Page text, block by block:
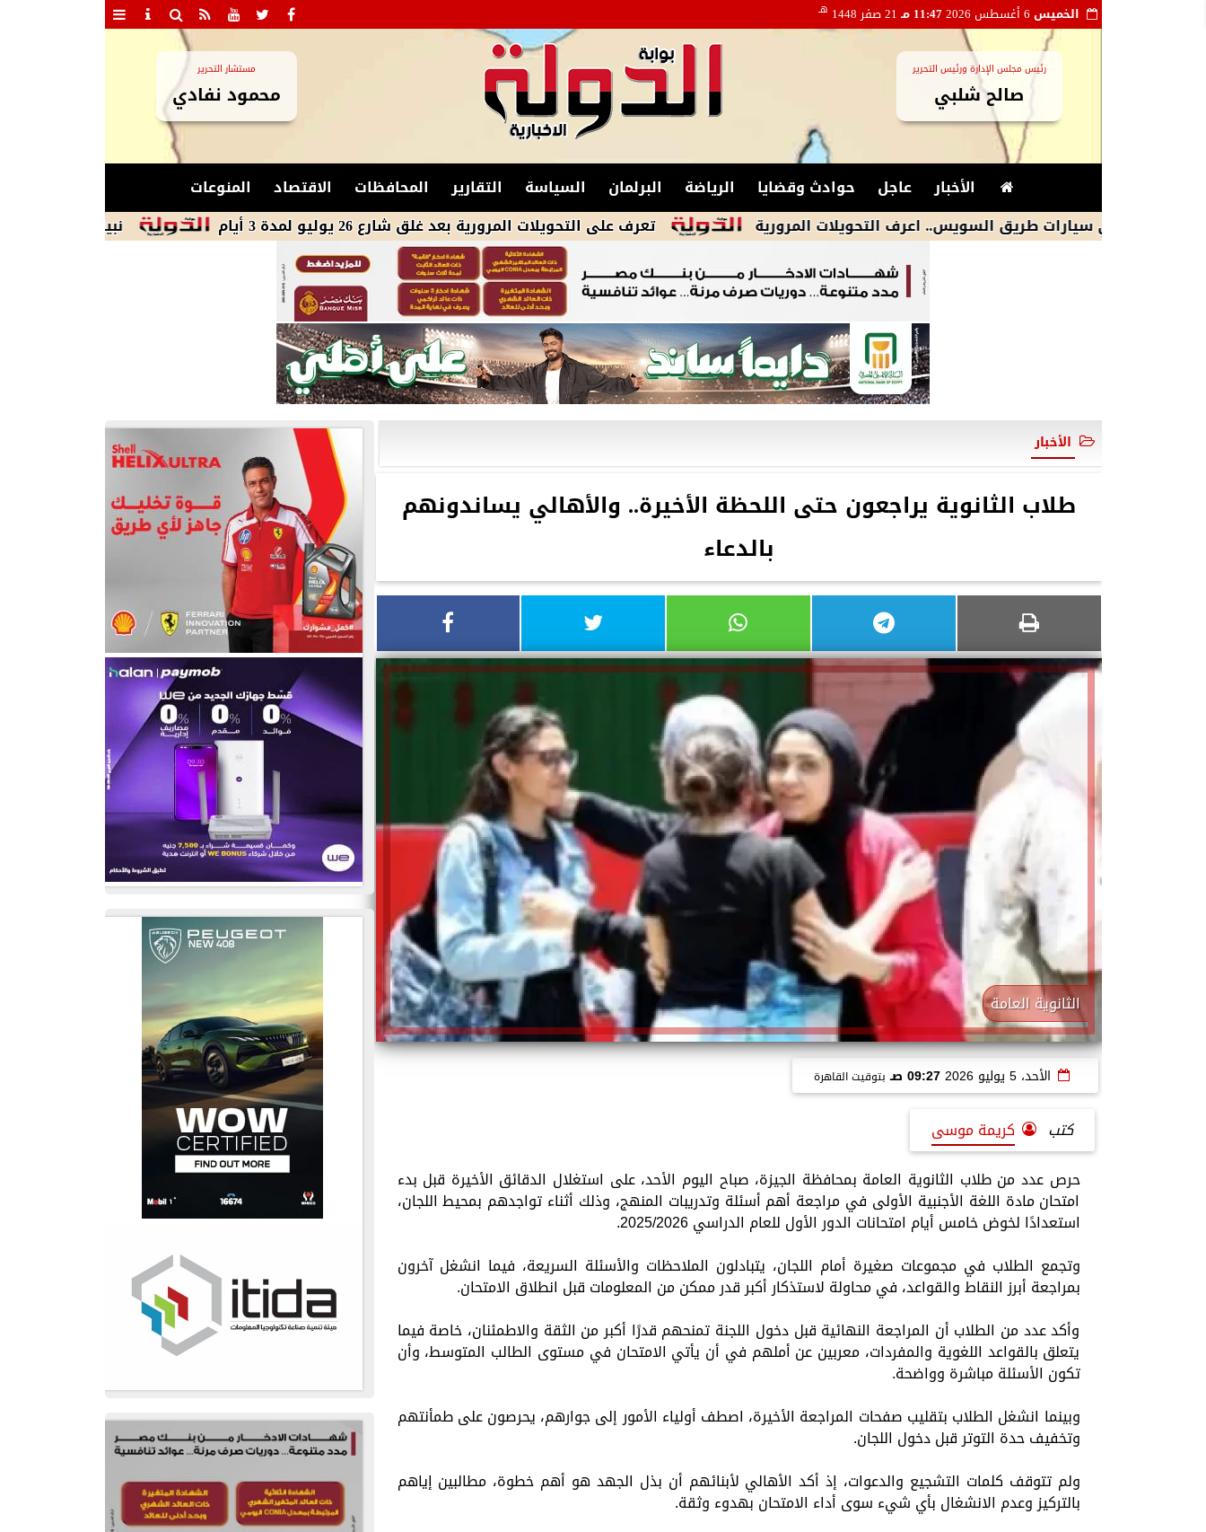
الخميس 11:47 مـ 21 صفر 1448 هـ
رئيس مجلس الإدارة ورئيس التحرير
صالح شلبي
مستشار التحرير
محمود نفادي
الأخبار عاجل حوادث وقضايا الرياضة البرلمان السياسة التقارير المحافظات الاقتصاد
المنوعات
نبيل فهمي يبحث مع وزير
تعرف على التحويلات المرورية بعد غلق شارع 26 يوليو لمدة 3 أيام سيارات طريق السويس.. اعرف التحويلات المرورية
الأخبار
طلاب الثانوية يراجعون حتى اللحظة الأخيرة.. والأهالي يساندونهم
بالدعاء
الثانوية العامة
الأحد، 5 يوليو 2026 09:27 صـ بتوقيت القاهرة
كتب
كريمة موسى
حرص عدد من طلاب الثانوية العامة بمحافظة الجيزة، صباح اليوم الأحد، على استغلال الدقائق الأخيرة قبل بدء
امتحان مادة اللغة الأجنبية الأولى في مراجعة أهم أسئلة وتدريبات المنهج، وذلك أثناء تواجدهم بمحيط اللجان،
استعدادًا لخوض خامس أيام امتحانات الدور الأول للعام الدراسي 2025/2026.
وتجمع الطلاب في مجموعات صغيرة أمام اللجان، يتبادلون الملاحظات والأسئلة السريعة، فيما انشغل آخرون
بمراجعة أبرز النقاط والقواعد، في محاولة لاستذكار أكبر قدر ممكن من المعلومات قبل انطلاق الامتحان.
وأكد عدد من الطلاب أن المراجعة النهائية قبل دخول اللجنة تمنحهم قدرًا أكبر من الثقة والاطمئنان، خاصة فيما
يتعلق بالقواعد اللغوية والمفردات، معربين عن أملهم في أن يأتي الامتحان في مستوى الطالب المتوسط، وأن
تكون الأسئلة مباشرة وواضحة.
وبينما انشغل الطلاب بتقليب صفحات المراجعة الأخيرة، اصطف أولياء الأمور إلى جوارهم، يحرصون على طمأنتهم
وتخفيف حدة التوتر قبل دخول اللجان.
ولم تتوقف كلمات التشجيع والدعوات، إذ أكد الأهالي لأبنائهم أن بذل الجهد هو أهم خطوة، مطالبين إياهم
بالتركيز وعدم الانشغال بأي شيء سوى أداء الامتحان بهدوء وثقة.